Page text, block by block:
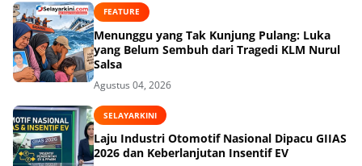
FEATURE
Menunggu yang Tak Kunjung Pulang: Luka
yang Belum Sembuh dari Tragedi KLM Nurul
Salsa
Agustus 04, 2026
SELAYARKINI
Laju Industri Otomotif Nasional Dipacu GIIAS
2026 dan Keberlanjutan Insentif EV